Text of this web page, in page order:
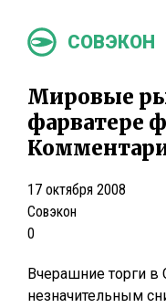
СОВЭКОН
Мировые
фарватере
17 октября 2008
Совэкон
0
Вчерашние торги
незначительным